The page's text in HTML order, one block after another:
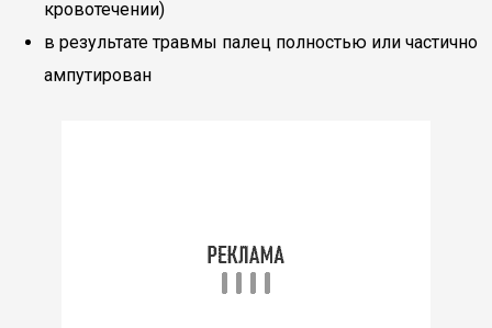
кровотечении)
в результате травмы палец полностью или частично
ампутирован